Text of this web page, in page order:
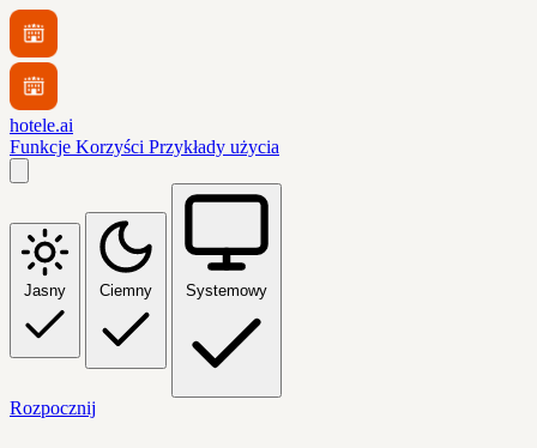
hotele.ai
Funkcje Korzyści Przykłady użycia
Jasny Ciemny Systemowy
Rozpocznij